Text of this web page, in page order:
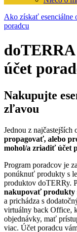
Ako získať esenciálne
poradcu
účet
Nakupujte
zľavou
Jednou z najčastejších
propagovať, alebo
mohol/a zriadiť účet
Program poradcov je
ponúknuť produkty s
produktov doTERRy.
nakupovať produkty
a prichádza s
virtuálny back Office,
objednávky, mať
viac. Účet poradcu